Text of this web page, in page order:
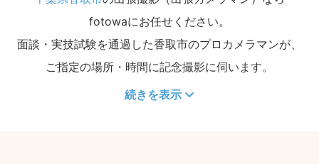
fotowaにお任せください。
面談・実技試験を通過した香取市のプロカメラマンが、
ご指定の場所・時間に記念撮影に伺います。
続きを表示